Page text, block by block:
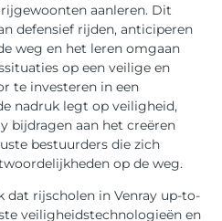
aanleren. Dit
defensief rijden, anticiperen
weg en het leren omgaan
op een veilige en
te investeren in een
nadruk legt op veiligheid,
bijdragen aan het creëren
bestuurders die zich
op de weg.
dat rijscholen in Venray up-to-
veiligheidstechnologieën en